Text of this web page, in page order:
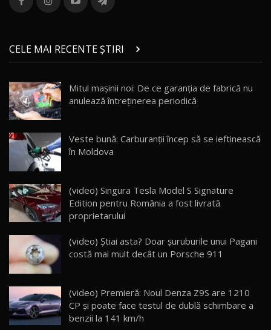
36:08
chinez care face lumea să se întoarcă după el
/ AutoBlog.MD
17:27
15 14:37
16
AutoBlogMD
13:10
17 20:06
Va fi modelul nr.1 BYD în Moldova? BYD Seal U
30:08
AutoBlog.MD
23:36
20
Noul ZEEKR 7X / Test Drive AutoBlog.MD
CELE MAI RECENTE ȘTIRI
Mitul mașinii noi: De ce garanția de fabrică nu
anulează întreținerea periodică
Veste bună: Carburanții încep să se ieftinească
în Moldova
(video) Singura Tesla Model S Signature
Edition pentru România a fost livrată
proprietarului
(video) Știai asta? Doar șuruburile unui Pagani
costă mai mult decât un Porsche 911
(video) Premieră: Noul Denza Z9S are 1210
CP și poate face testul de dublă schimbare a
benzii la 141 km/h